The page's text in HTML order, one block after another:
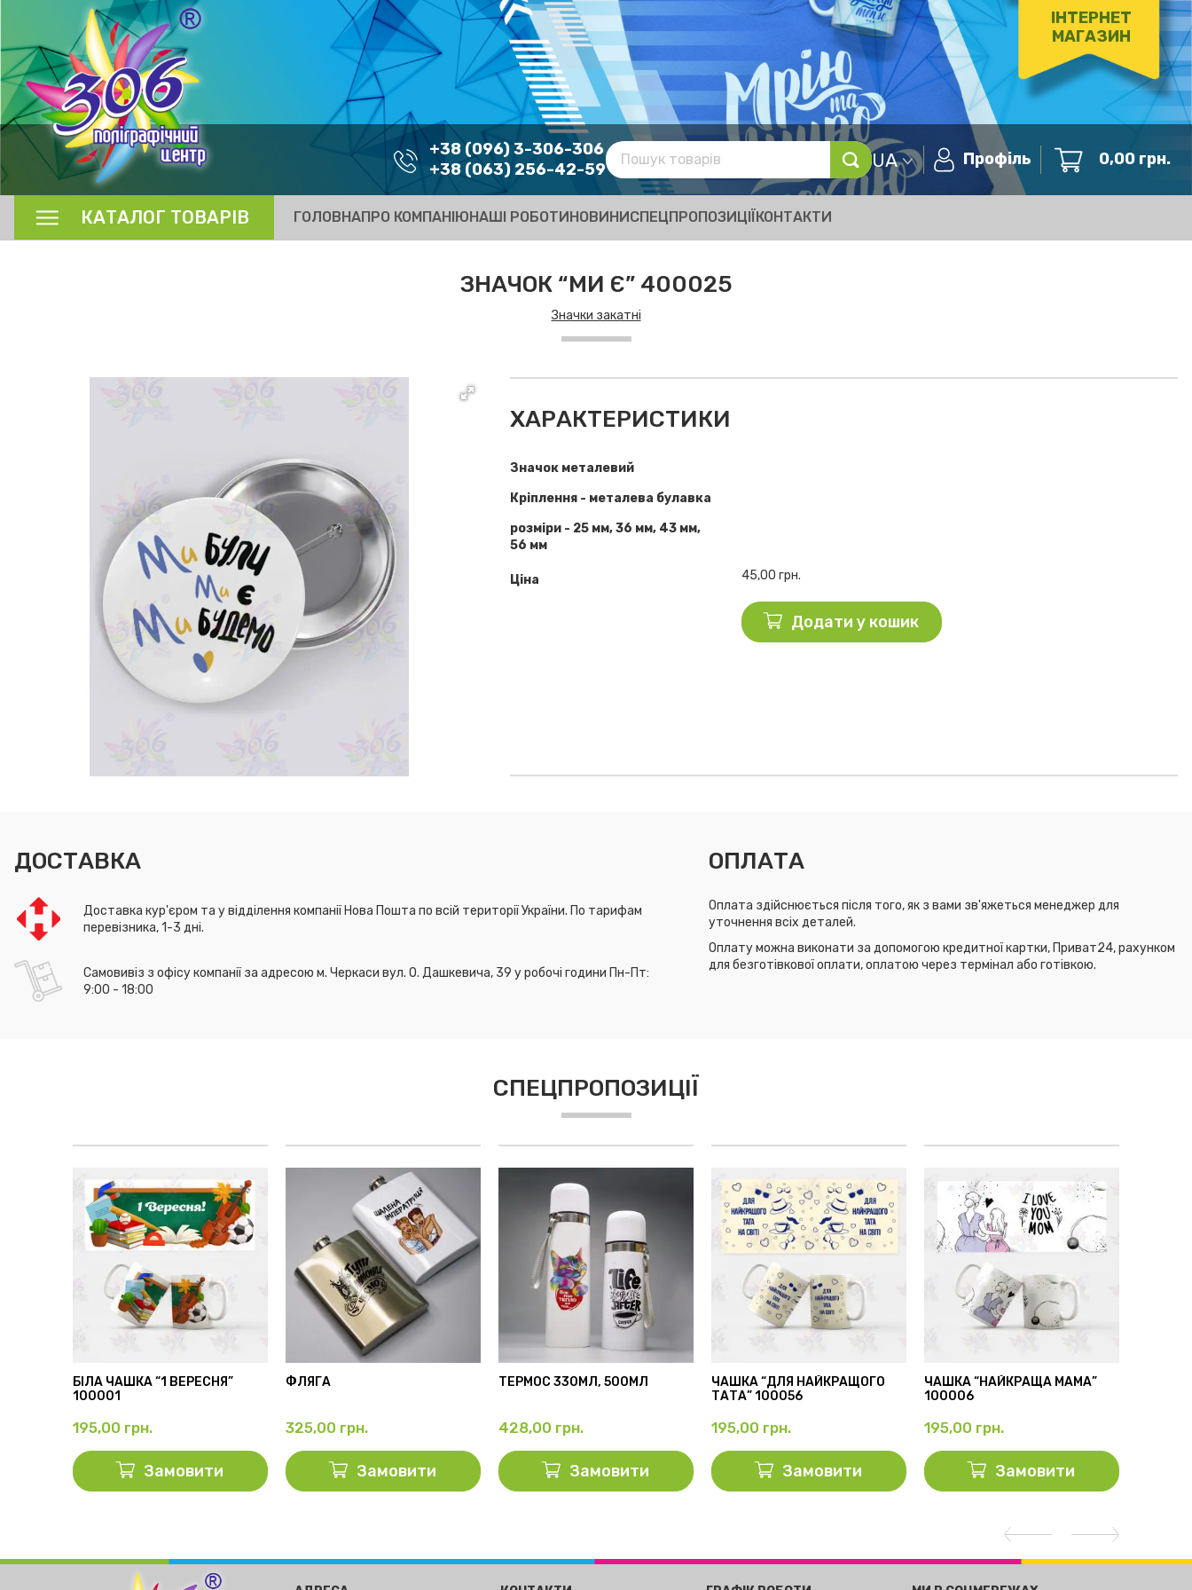
ІНТЕРНЕТ
МАГАЗИН
+38 (096) 3-306-306
+38 (063) 256-42-59
UA Профіль 0,00 грн.
КАТАЛОГ ТОВАРІВ ГОЛОВНАПРО КОМПАНІЮНАШІ РОБОТИНОВИНИСПЕЦПРОПОЗИЦІЇКОНТАКТИ
ЗНАЧОК “МИ Є” 400025
Значки закатні
ХАРАКТЕРИСТИКИ
Значок металевий
Кріплення - металева булавка
розміри - 25 мм, 36 мм, 43 мм,
56 мм
Ціна 45,00грн.
Додати у кошик
ДОСТАВКА
Доставка кур'єром та у відділення компанії Нова Пошта по всій території України. По тарифам
перевізника, 1-3 дні.
Самовивіз з офісу компанії за адресою м. Черкаси вул. О. Дашкевича, 39 у робочі години Пн-Пт:
9:00 - 18:00
ОПЛАТА
Оплата здійснюється після того, як з вами зв'яжеться менеджер для
уточнення всіх деталей.
Оплату можна виконати за допомогою кредитної картки, Приват24, рахунком
для безготівкової оплати, оплатою через термінал або готівкою.
СПЕЦПРОПОЗИЦІЇ
БІЛА ЧАШКА “1 ВЕРЕСНЯ”
100001
195,00 грн.
Замовити
ФЛЯГА
325,00 грн.
Замовити
ТЕРМОС 330МЛ, 500МЛ
428,00 грн.
Замовити
ЧАШКА “ДЛЯ НАЙКРАЩОГО
ТАТА” 100056
195,00 грн.
Замовити
ЧАШКА “НАЙКРАЩА МАМА”
100006
195,00 грн.
Замовити